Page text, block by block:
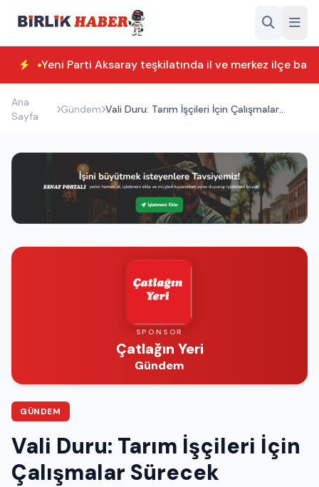
Yeni Parti Aksaray teşkilatında il ve merkez ilçe
Ana
Sayfa
Gündem Vali Duru: Tarım İşçileri İçin Çalışmalar
SPONSOR
Çatlağın Yeri
Gündem
GÜNDEM
Vali Duru: Tarım İşçileri İçin
Çalışmalar Sürecek